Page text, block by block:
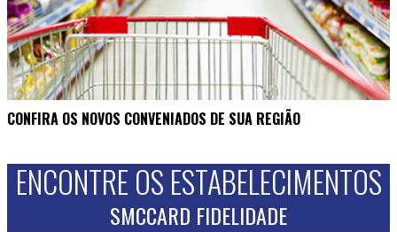
CONFIRA OS NOVOS CONVENIADOS DE SUA REGIÃO
ENCONTRE OS ESTABELECIMENTOS
SMCCARD FIDELIDADE